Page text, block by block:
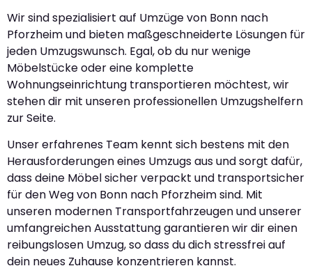
Wir sind spezialisiert auf Umzüge von Bonn nach
Pforzheim und bieten maßgeschneiderte Lösungen für
jeden Umzugswunsch. Egal, ob du nur wenige
Möbelstücke oder eine komplette
Wohnungseinrichtung transportieren möchtest, wir
stehen dir mit unseren professionellen Umzugshelfern
zur Seite.
Unser erfahrenes Team kennt sich bestens mit den
Herausforderungen eines Umzugs aus und sorgt dafür,
dass deine Möbel sicher verpackt und transportsicher
für den Weg von Bonn nach Pforzheim sind. Mit
unseren modernen Transportfahrzeugen und unserer
umfangreichen Ausstattung garantieren wir dir einen
reibungslosen Umzug, so dass du dich stressfrei auf
dein neues Zuhause konzentrieren kannst.